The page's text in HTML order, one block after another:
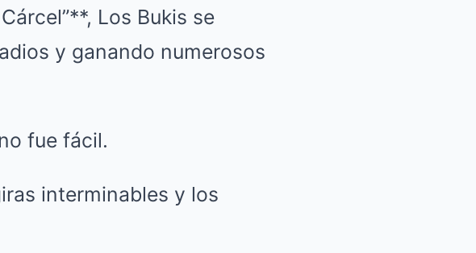
Los Bukis se
y ganando numerosos
fue fácil.
interminables y los